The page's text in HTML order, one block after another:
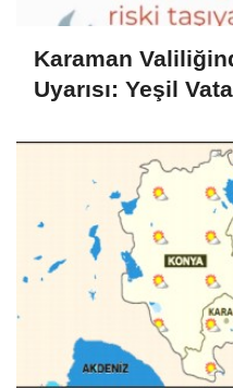
Karaman
Uyarısı: Yeşil